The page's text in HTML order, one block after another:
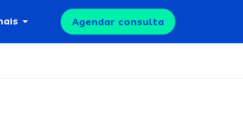
Agendar consulta